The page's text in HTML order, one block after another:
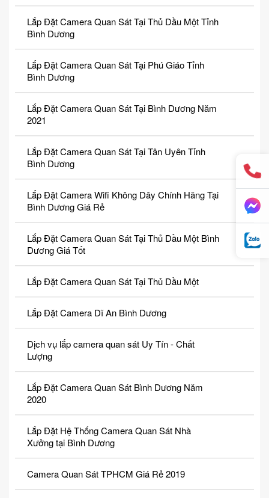
Lắp Đặt Camera Quan Sát Tại Thủ Dầu Một Tỉnh
Bình Dương
Lắp Đặt Camera Quan Sát Tại Phú Giáo Tỉnh
Bình Dương
Lắp Đặt Camera Quan Sát Tại Bình Dương Năm
2021
Lắp Đặt Camera Quan Sát Tại Tân Uyên Tỉnh
Bình Dương
Lắp Đặt Camera Wifi Không Dây Chính Hãng Tại
Bình Dương Giá Rẻ
Lắp Đặt Camera Quan Sát Tại Thủ Dầu Một Bình
Dương Giá Tốt
Lắp Đặt Camera Quan Sát Tại Thủ Dầu Một
Lắp Đặt Camera Dĩ An Bình Dương
Dịch vụ lắp camera quan sát Uy Tín - Chất
Lượng
Lắp Đặt Camera Quan Sát Bình Dương Năm
2020
Lắp Đặt Hệ Thống Camera Quan Sát Nhà
Xưởng tại Bình Dương
Camera Quan Sát TPHCM Giá Rẻ 2019